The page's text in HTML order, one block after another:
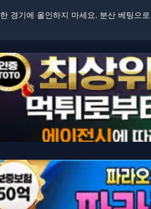
한 경기에 올인하지 마세요. ​​분산 베팅으